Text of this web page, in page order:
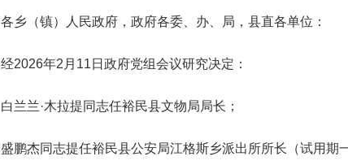
各乡 （镇） 人民政府，政府各委、办、局，县直各单位：
经2026年2 月 11 日政府党组会议研究决定：
白兰兰·木拉提同志任裕民县文物局局长；
盛鹏杰同志提任裕民县公安局江格斯乡派出所所长 （试用期